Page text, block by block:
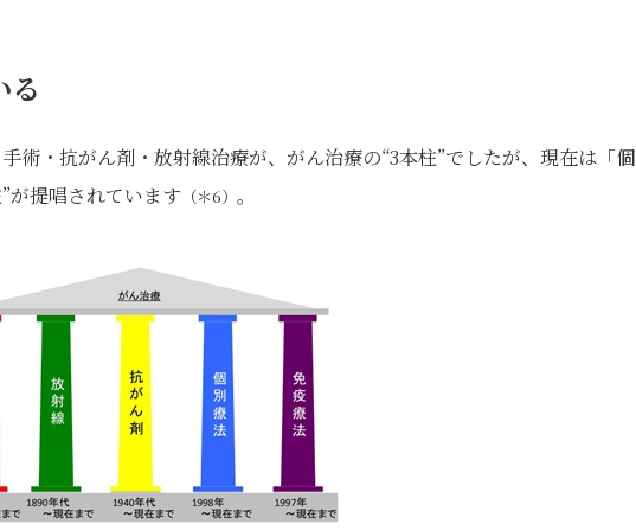
る
術・抗がん剤・放射線治療が、がん治療の“3本柱”でしたが、現在は「個
が提唱されています （＊6） 。